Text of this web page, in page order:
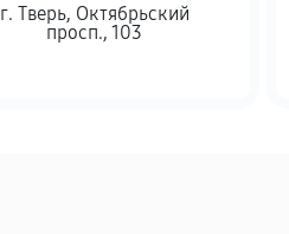
г. Тверь, Октябрьский
просп., 103